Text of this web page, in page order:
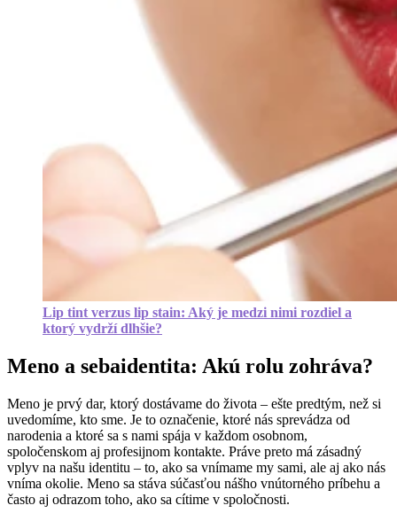
Lip tint verzus lip stain: Aký je medzi nimi rozdiel a
ktorý vydrží dlhšie?
Meno a sebaidentita: Akú rolu zohráva?
Meno je prvý dar, ktorý dostávame do života – ešte predtým, než si
uvedomíme, kto sme. Je to označenie, ktoré nás sprevádza od
narodenia a ktoré sa s nami spája v každom osobnom,
spoločenskom aj profesijnom kontakte. Práve preto má zásadný
vplyv na našu identitu – to, ako sa vnímame my sami, ale aj ako nás
vníma okolie. Meno sa stáva súčasťou nášho vnútorného príbehu a
často aj odrazom toho, ako sa cítime v spoločnosti.